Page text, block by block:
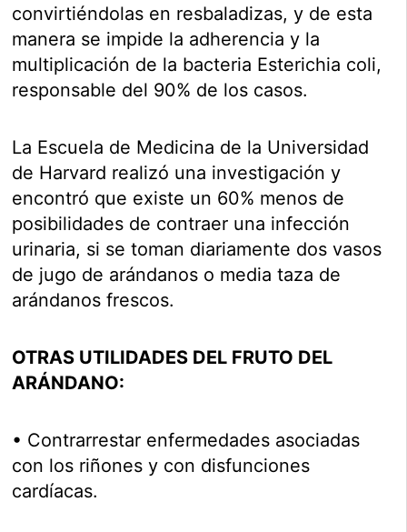
convirtiéndolas en resbaladizas, y de esta
manera se impide la adherencia y la
multiplicación de la bacteria Esterichia coli,
responsable del 90% de los casos.
La Escuela de Medicina de la Universidad
de Harvard realizó una investigación y
encontró que existe un 60% menos de
posibilidades de contraer una infección
urinaria, si se toman diariamente dos vasos
de jugo de arándanos o media taza de
arándanos frescos.
OTRAS UTILIDADES DEL FRUTO DEL
ARÁNDANO:
• Contrarrestar enfermedades asociadas
con los riñones y con disfunciones
cardíacas.